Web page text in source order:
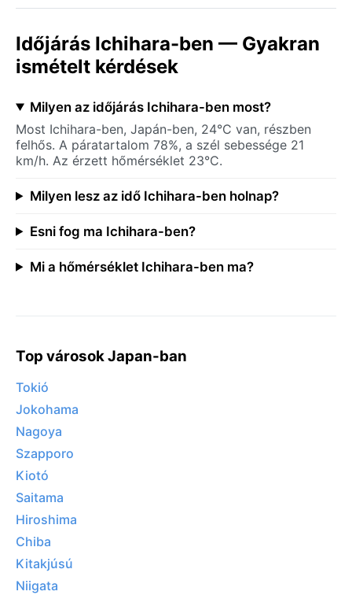
Időjárás Ichihara-ben — Gyakran
ismételt kérdések
Milyen az időjárás Ichihara-ben most?
Most Ichihara-ben, Japán-ben, 24°C van, részben
felhős. A páratartalom 78%, a szél sebessége 21
km/h. Az érzett hőmérséklet 23°C.
Milyen lesz az idő Ichihara-ben holnap?
Esni fog ma Ichihara-ben?
Mi a hőmérséklet Ichihara-ben ma?
Top városok Japan-ban
Tokió
Jokohama
Nagoya
Szapporo
Kiotó
Saitama
Hiroshima
Chiba
Kitakjúsú
Niigata